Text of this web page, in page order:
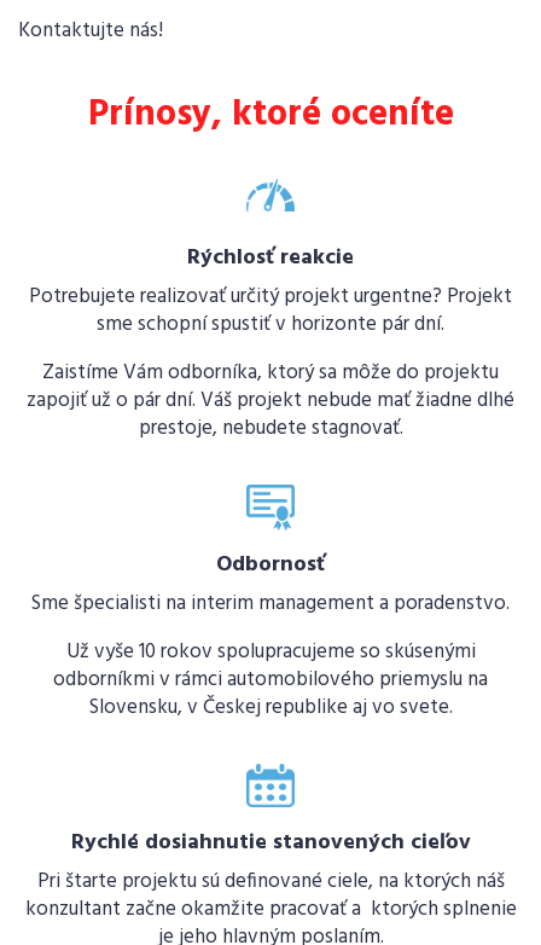
Kontaktujte nás!
Prínosy, ktoré oceníte
Rýchlosť reakcie
Potrebujete realizovať určitý projekt urgentne? Projekt
sme schopní spustiť v horizonte pár dní.
Zaistíme Vám odborníka, ktorý sa môže do projektu
zapojiť už o pár dní. Váš projekt nebude mať žiadne dlhé
prestoje, nebudete stagnovať.
Odbornosť
Sme špecialisti na interim management a poradenstvo.
Už vyše 10 rokov spolupracujeme so skúsenými
odborníkmi v rámci automobilového priemyslu na
Slovensku, v Českej republike aj vo svete.
Rychlé dosiahnutie stanovených cieľov
Pri štarte projektu sú definované ciele, na ktorých náš
konzultant začne okamžite pracovať a ktorých splnenie
je jeho hlavným poslaním.